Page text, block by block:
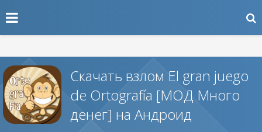
Скачать взлом El gran juego
de Ortografía [МОД Много
денег] на Андроид